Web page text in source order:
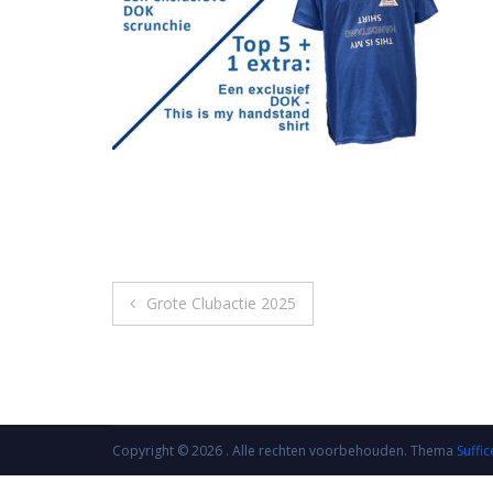
Bericht
Grote Clubactie 2025
Copyright © 2026 . Alle rechten voorbehouden. Thema